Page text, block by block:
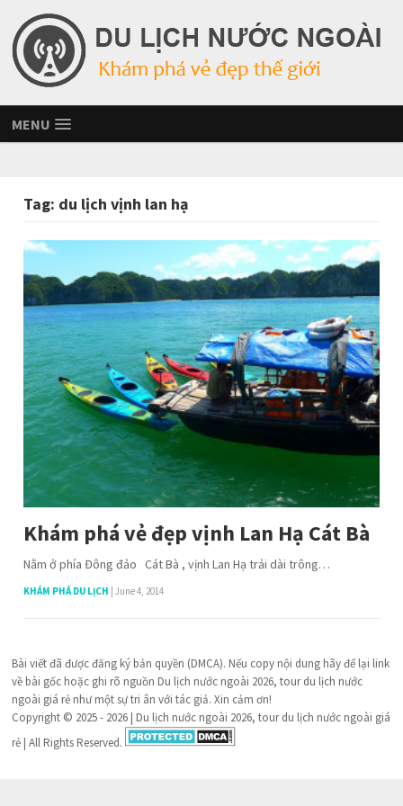
MENU
Tag: du lịch vịnh lan hạ
Khám phá vẻ đẹp vịnh Lan Hạ Cát Bà
Nằm ở phía Đông đảo Cát Bà , vịnh Lan Hạ trải dài trông…
KHÁM PHÁ DU LỊCH | June 4, 2014
Bài viết đã được đăng ký bản quyền (DMCA). Nếu copy nội dung hãy để lại link
về bài gốc hoặc ghi rõ nguồn Du lịch nước ngoài 2026, tour du lịch nước
ngoài giá rẻ như một sự tri ân với tác giả. Xin cảm ơn!
Copyright © 2025 - 2026 | Du lịch nước ngoài 2026, tour du lịch nước ngoài giá
rẻ | All Rights Reserved.